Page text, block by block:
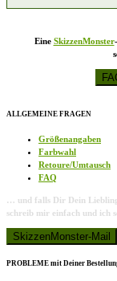
Eine SkizzenMonster
ALLGEMEINE FRAGEN
Größenangaben
Farbwahl
Retoure/Umtausch
FAQ
… und falls Dir Dein
schreib mir einfach und ich
PROBLEME mit Deiner